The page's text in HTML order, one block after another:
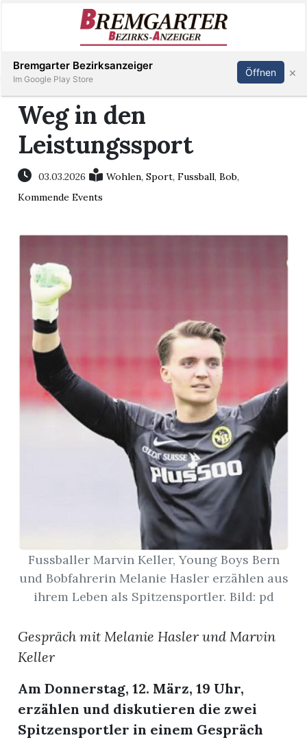
Immobilien
Veranstaltungen
Paper
Newsletter
Inserieren Abonnieren Anmelden
Weg in den
Leistungssport
03.03.2026 Wohlen,Sport,Fussball,Bob,
Kommende Events
Fussballer Marvin Keller, Young Boys Bern
und Bobfahrerin Melanie Hasler erzählen aus
ihrem Leben als Spitzensportler. Bild: pd
Gespräch mit Melanie Hasler und Marvin
Keller
Am Donnerstag, 12. März, 19 Uhr,
erzählen und diskutieren die zwei
Spitzensportler in einem Gespräch
Bremgarter Bezirksanzeiger
Im Google Play Store
Öffnen ×